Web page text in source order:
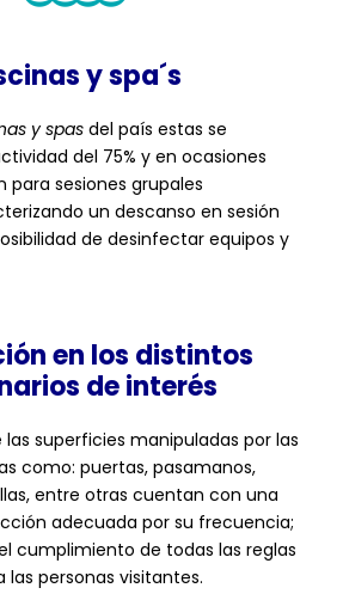
y spa´s
y spas del país estas se
del 75% y en ocasiones
sesiones grupales
un descanso en sesión
de desinfectar equipos y
en los distintos
deinterés
superficies manipuladas por las
como: puertas, pasamanos,
entre otras cuentan con una
adecuada por su frecuencia;
cumplimiento de todas las reglas
personas visitantes.